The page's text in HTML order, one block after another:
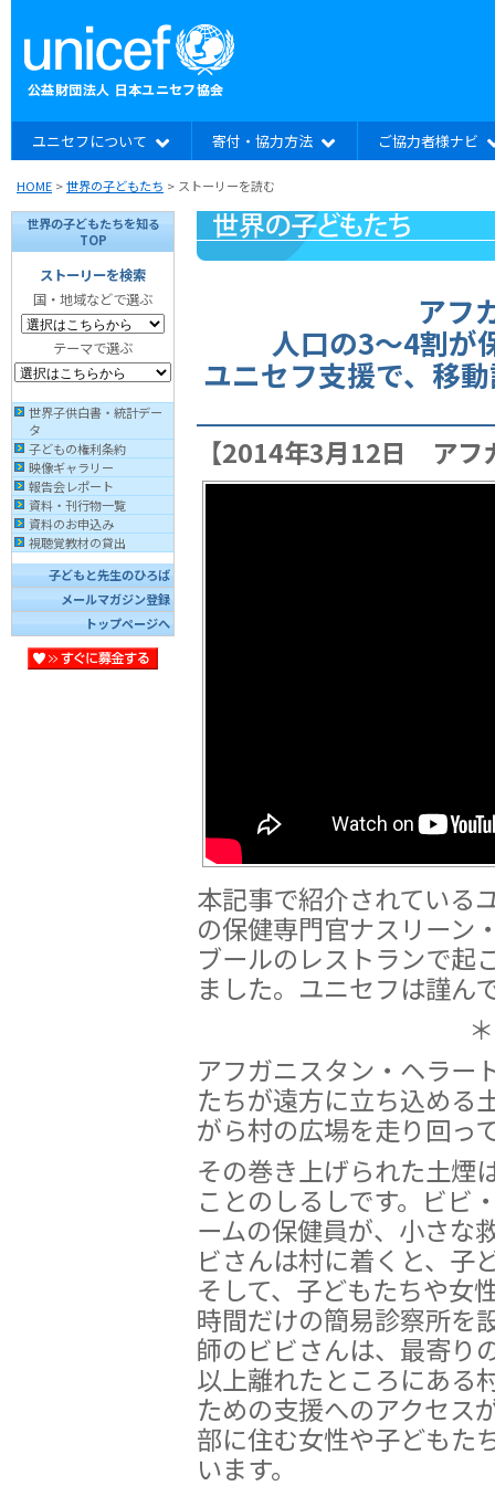
ユニセフについて 寄付・協力方法 ご協力者様ナビ
HOME >世界の子どもたち > ストーリーを読む
世界の子どもたちを知る
TOP
ストーリーを検索
国・地域などで選ぶ
テーマで選ぶ
世界子供白書・統計デー
タ
子どもの権利条約
映像ギャラリー
報告会レポート
資料・刊行物一覧
資料のお申込み
視聴覚教材の貸出
子どもと先生のひろば
メールマガジン登録
トップページへ
アフ
人口の3〜4割が
ユニセフ支援で、移
【2014年3月12日 アフ
本記事で紹介されている
の保健専門官ナスリーン
ブールのレストランで起
ました。ユニセフは謹ん
アフガニスタン・ヘラー
たちが遠方に立ち込める
がら村の広場を走り回っ
その巻き上げられた土煙
ことのしるしです。ビビ
ームの保健員が、小さな
ビさんは村に着くと、子
そして、子どもたちや女
時間だけの簡易診察所を
師のビビさんは、最寄り
以上離れたところにある
ための支援へのアクセス
部に住む女性や子どもた
います。